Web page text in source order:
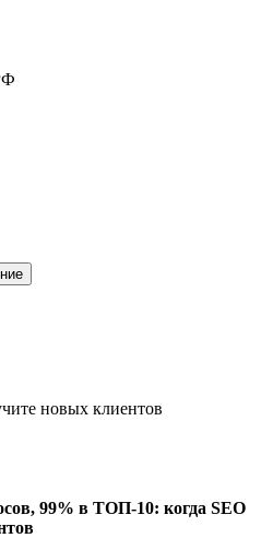
новых клиентов
99% в ТОП-10: когда SEO